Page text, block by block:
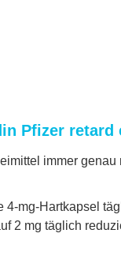
Pfizer retard
immer
4-mg-Hartkapsel
2 mg täglich